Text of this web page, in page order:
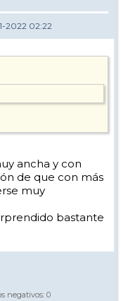
2022 02:22
ancha y con
de que con más
muy
bastante
negativos: 0